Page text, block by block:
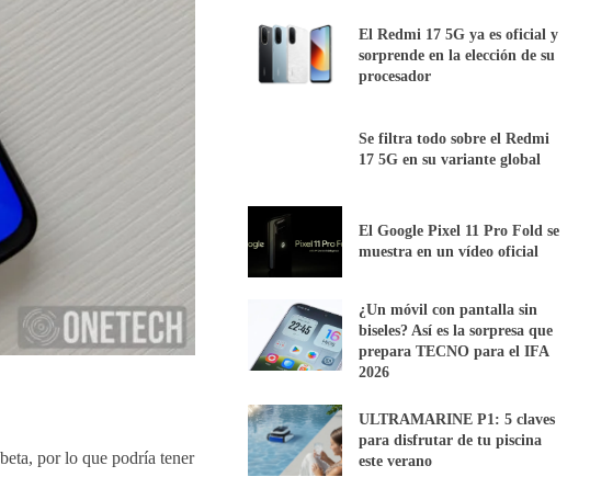
por lo que podría tener
El Redmi 17 5G ya es oficial y
sorprende en la elección de su
procesador
Se filtra todo sobre el Redmi
17 5G en su variante global
El Google Pixel 11 Pro Fold se
muestra en un vídeo oficial
¿Un móvil con pantalla sin
biseles? Así es la sorpresa que
prepara TECNO para el IFA
2026
ULTRAMARINE P1: 5 claves
para disfrutar de tu piscina
este verano